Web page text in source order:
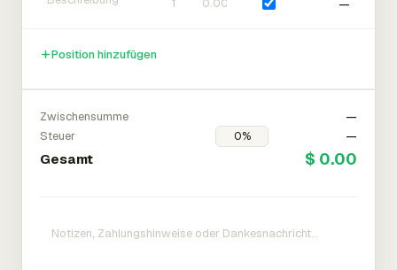
—
Position hinzufügen
Zwischensumme
—
Steuer
—
Gesamt $ 0.00